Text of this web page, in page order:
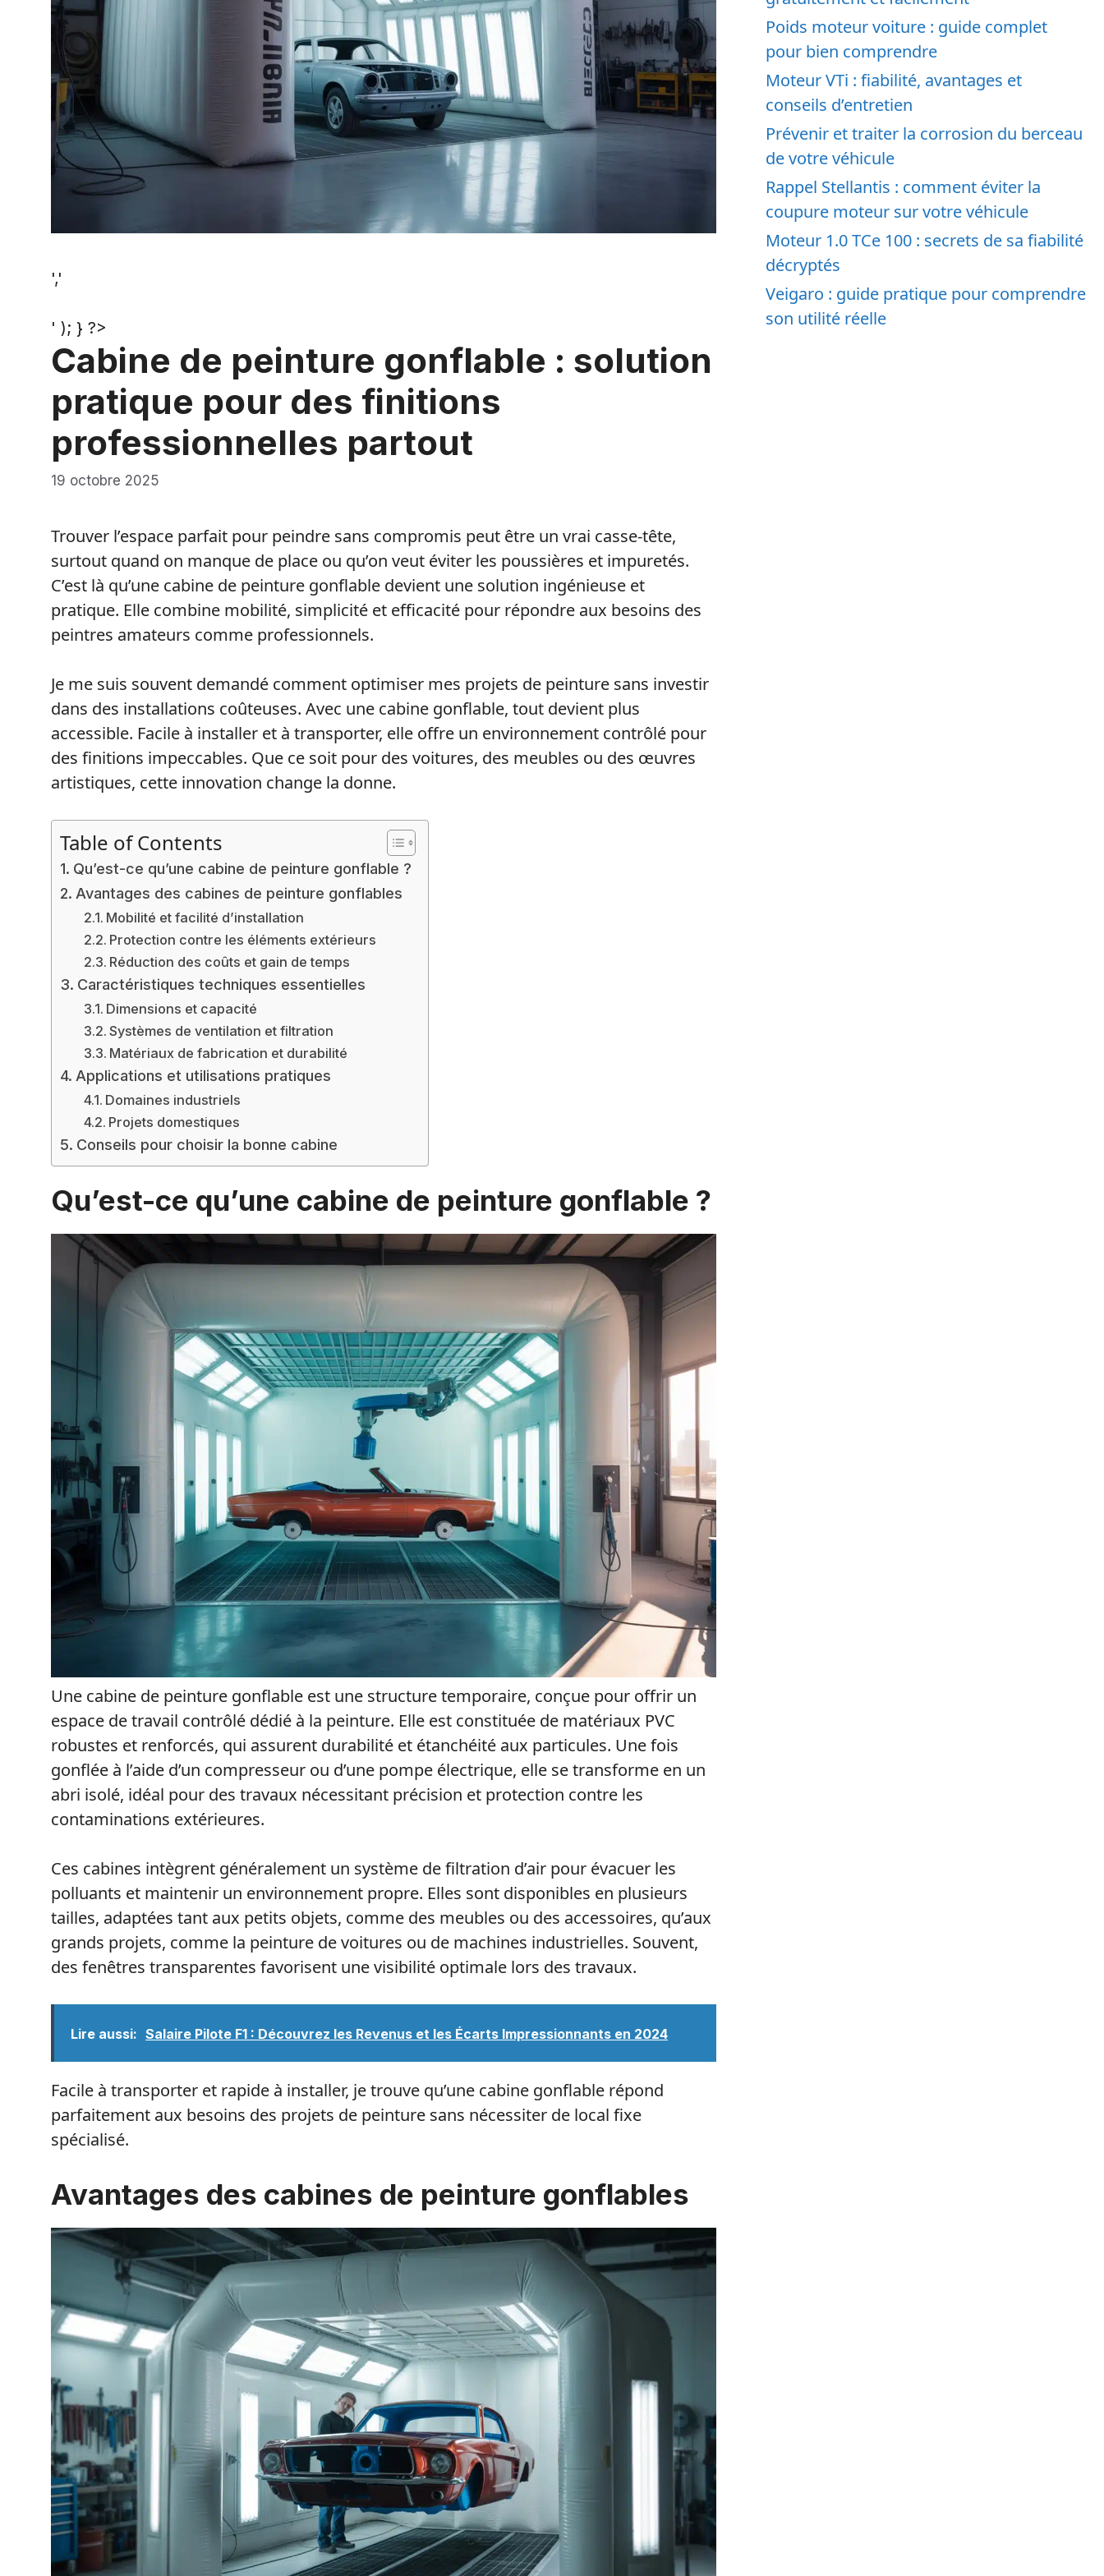
','
' ); } ?>
Cabine de peinture gonflable : solution
pratique pour des finitions
professionnelles partout
19 octobre 2025
Trouver l’espace parfait pour peindre sans compromis peut être un vrai casse-tête,
surtout quand on manque de place ou qu’on veut éviter les poussières et impuretés.
C’est là qu’une cabine de peinture gonflable devient une solution ingénieuse et
pratique. Elle combine mobilité, simplicité et efficacité pour répondre aux besoins des
peintres amateurs comme professionnels.
Je me suis souvent demandé comment optimiser mes projets de peinture sans investir
dans des installations coûteuses. Avec une cabine gonflable, tout devient plus
accessible. Facile à installer et à transporter, elle offre un environnement contrôlé pour
des finitions impeccables. Que ce soit pour des voitures, des meubles ou des œuvres
artistiques, cette innovation change la donne.
Table of Contents
Qu’est-ce qu’une cabine de peinture gonflable ?
Avantages des cabines de peinture gonflables
Mobilité et facilité d’installation
Protection contre les éléments extérieurs
Réduction des coûts et gain de temps
Caractéristiques techniques essentielles
Dimensions et capacité
Systèmes de ventilation et filtration
Matériaux de fabrication et durabilité
Applications et utilisations pratiques
Domaines industriels
Projets domestiques
Conseils pour choisir la bonne cabine
Qu’est-ce qu’une cabine de peinture gonflable ?
Une cabine de peinture gonflable est une structure temporaire, conçue pour offrir un
espace de travail contrôlé dédié à la peinture. Elle est constituée de matériaux PVC
robustes et renforcés, qui assurent durabilité et étanchéité aux particules. Une fois
gonflée à l’aide d’un compresseur ou d’une pompe électrique, elle se transforme en un
abri isolé, idéal pour des travaux nécessitant précision et protection contre les
contaminations extérieures.
Ces cabines intègrent généralement un système de filtration d’air pour évacuer les
polluants et maintenir un environnement propre. Elles sont disponibles en plusieurs
tailles, adaptées tant aux petits objets, comme des meubles ou des accessoires, qu’aux
grands projets, comme la peinture de voitures ou de machines industrielles. Souvent,
des fenêtres transparentes favorisent une visibilité optimale lors des travaux.
Lire aussi: Salaire Pilote F1 : Découvrez les Revenus et les Écarts Impressionnants en 2024
Facile à transporter et rapide à installer, je trouve qu’une cabine gonflable répond
parfaitement aux besoins des projets de peinture sans nécessiter de local fixe
spécialisé.
Avantages des cabines de peinture gonflables
Poids moteur voiture : guide complet
pour bien comprendre
Moteur VTi : fiabilité, avantages et
conseils d’entretien
Prévenir et traiter la corrosion du berceau
de votre véhicule
Rappel Stellantis : comment éviter la
coupure moteur sur votre véhicule
Moteur 1.0 TCe 100 : secrets de sa fiabilité
décryptés
Veigaro : guide pratique pour comprendre
son utilité réelle